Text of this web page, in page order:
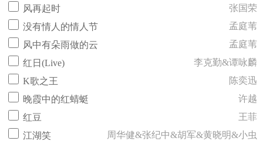
风再起时
张国荣
没有情人的情人节
孟庭苇
风中有朵雨做的云
孟庭苇
红日(Live)
李克勤&谭咏麟
K歌之王
陈奕迅
晚霞中的红蜻蜓
许越
红豆
王菲
江湖笑
周华健&张纪中&胡军&黄晓明&小虫